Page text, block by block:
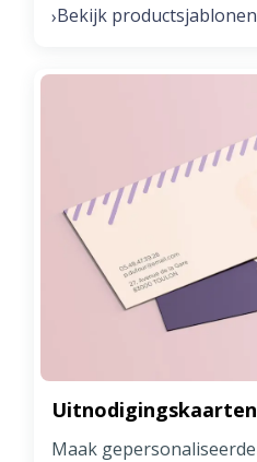
›Bekijk productsjablonen
Uitnodigingskaarten
Maak gepersonaliseerde